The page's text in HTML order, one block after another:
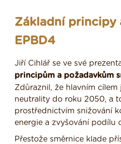
Základní principy
EPBD4
Jiří Cihlář se ve své
principům a požadavkům
Zdůraznil, že hlavním cílem
neutrality do roku 2050, a
prostřednictvím snižování
energie a zvyšování podílu
Přestože směrnice klade